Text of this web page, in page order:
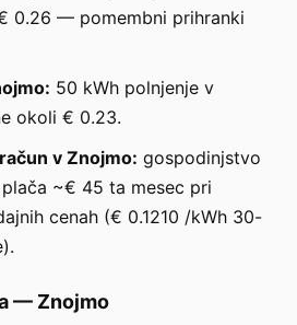
0.26 — pomembni prihranki
50 kWh polnjenje v
okoli € 0.23.
v Znojmo: gospodinjstvo
~€ 45 ta mesec pri
cenah (€ 0.1210 /kWh 30-
— Znojmo